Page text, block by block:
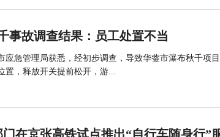
事故调查结果：员工处置不当
应急管理局获悉，经初步调查，导致华蓥市瀑布秋千项
置，释放开关提前松开，游...
在京张高铁试点推出“自行车随身行”